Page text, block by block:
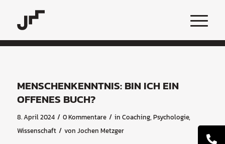
MENSCHENKENNTNIS: BIN ICH EIN
OFFENES BUCH?
8. April 2024 / 0 Kommentare / in Coaching, Psychologie,
Wissenschaft / von Jochen Metzger